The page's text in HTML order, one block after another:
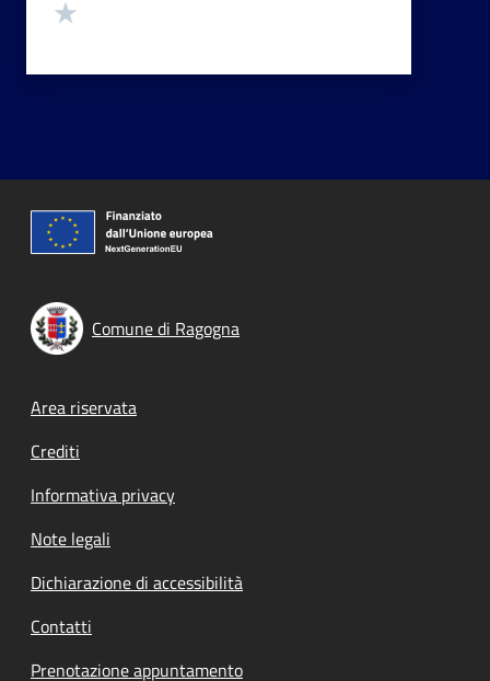
Comune di Ragogna
Footer menu
Area riservata
Crediti
Informativa privacy
Note legali
Dichiarazione di accessibilità
Contatti
Prenotazione appuntamento